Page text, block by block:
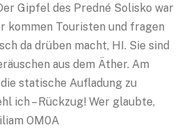
Gipfel des Predné Solisko war
kommen Touristen und fragen
da drüben macht, HI. Sie sind
aus dem Äther. Am
statische Aufladung zu
ich – Rückzug! Wer glaubte,
OM0A